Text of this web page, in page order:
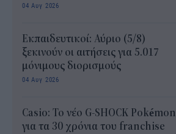
04 Αυγ 2026
Εκπαιδευτικοί: Αύριο (5/8)
ξεκινούν οι αιτήσεις για 5.017
μόνιμους διορισμούς
04 Αυγ 2026
Casio: Το νέο G-SHOCK Pokémon
για τα 30 χρόνια του franchise